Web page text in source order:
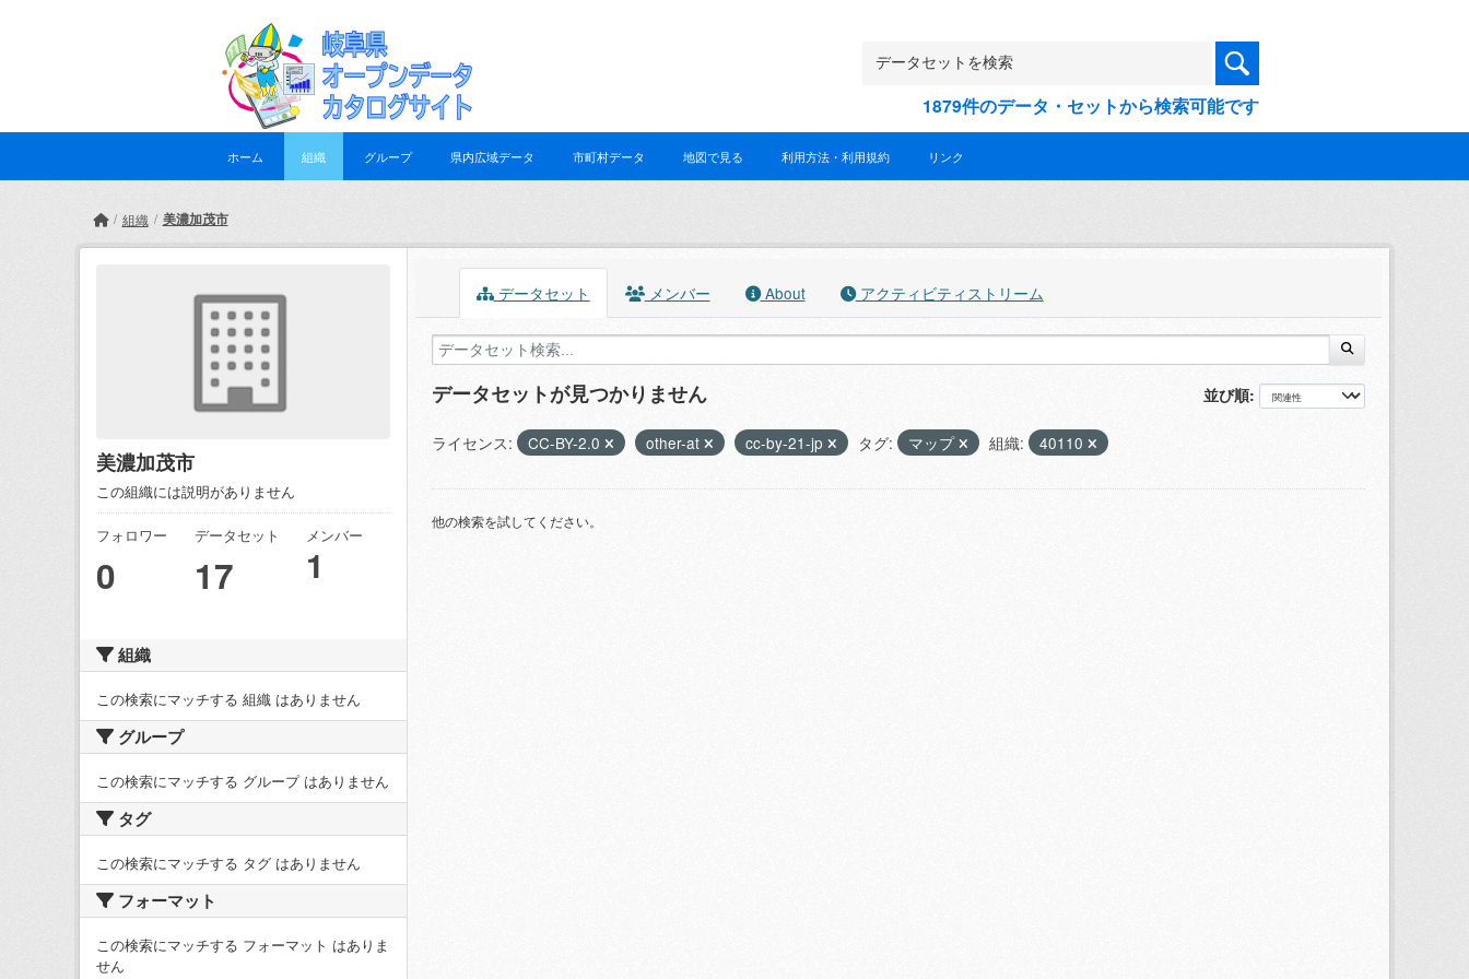
1879件のデータ・セットから検索可能です
ホーム 組織 グループ 県内広域データ 市町村データ 地図で見る 利用方法・利用規約 リンク
組織 美濃加茂市
美濃加茂市
この組織には説明がありません
フォロワー
0
データセット
17
メンバー
1
組織
この検索にマッチする 組織 はありません
グループ
この検索にマッチする グループ はありません
タグ
この検索にマッチする タグ はありません
フォーマット
この検索にマッチする フォーマット はありま
せん
データセット メンバー About アクティビティストリーム
並び順
データセットが見つかりません
ライセンス: CC-BY-2.0 other-at cc-by-21-jp タグ: マップ 組織: 40110
他の検索を試してください。